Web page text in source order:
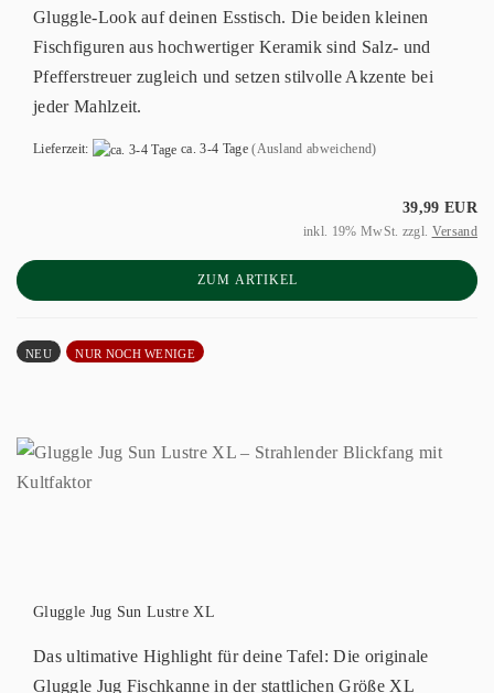
Gluggle-Look auf deinen Esstisch. Die beiden kleinen
Fischfiguren aus hochwertiger Keramik sind Salz- und
Pfefferstreuer zugleich und setzen stilvolle Akzente bei
jeder Mahlzeit.
Lieferzeit: ca. 3-4 Tage (Ausland abweichend)
39,99 EUR
inkl. 19% MwSt. zzgl. Versand
ZUM ARTIKEL
NEU NUR NOCH WENIGE
Gluggle Jug Sun Lustre XL
Das ultimative Highlight für deine Tafel: Die originale
Gluggle Jug Fischkanne in der stattlichen Größe XL